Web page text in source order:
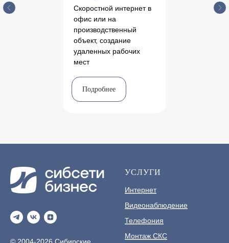
Скоростной интернет в
офис или на
производственный
объект, создание
удаленных рабочих
мест
Подробнее
УСЛУГИ
Интернет
Видеонаблюдение
Телефония
Монтаж СКС